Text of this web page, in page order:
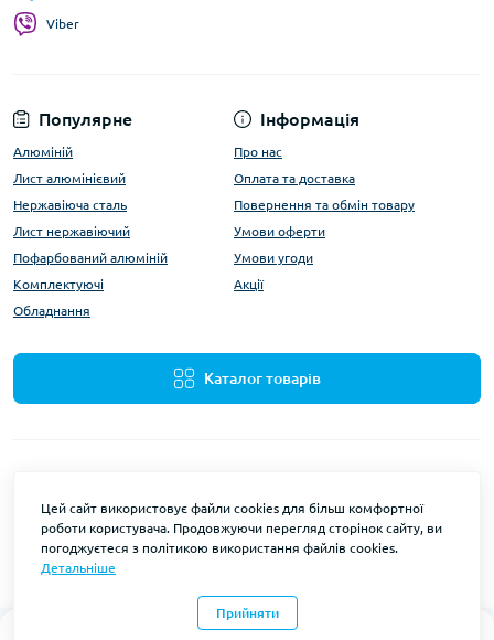
0
Популярне
Алюміній
Лист алюмінієвий
Нержавіюча сталь
Лист нержавіючий
Пофарбований алюміній
Комплектуючі
Обладнання
Інформація
Про нас
Оплата та доставка
Повернення та обмін товару
Умови оферти
Умови угоди
Акції
Каталог товарів
Viber
ALUMARKET © 2026
Разработка и поддержка сайтов
Цей сайт використовує файли cookies для більш комфортної
роботи користувача. Продовжуючи перегляд сторінок сайту, ви
погоджуєтеся з політикою використання файлів cookies.
Детальніше
Прийняти